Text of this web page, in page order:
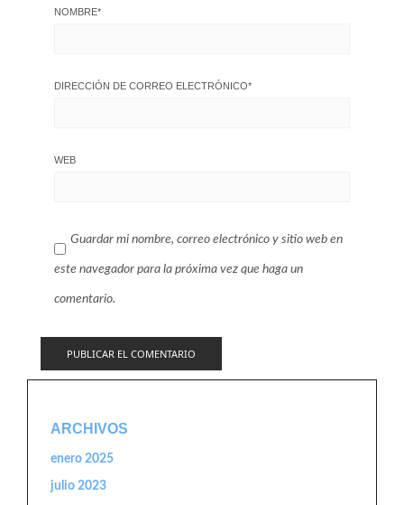
NOMBRE*
DIRECCIÓN DE CORREO ELECTRÓNICO*
WEB
Guardar mi nombre, correo electrónico y sitio web en
este navegador para la próxima vez que haga un
comentario.
ARCHIVOS
enero 2025
julio 2023